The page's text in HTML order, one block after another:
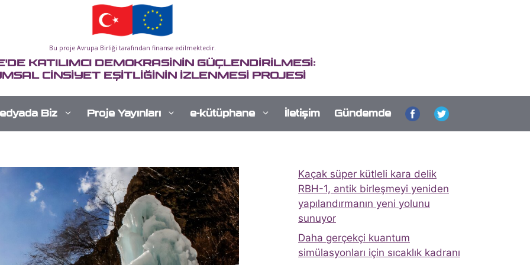
Bu proje Avrupa Birliği tarafından finanse edilmektedir.
KATILIMCI DEMOKRASİNİN GÜÇLENDİRİLMESİ:
CİNSİYET EŞİTLİĞİNİN İZLENMESİ PROJESİ
Biz Proje Yayınları e-kütüphane İletişim Gündemde
Kaçak süper kütleli kara delik
RBH-1, antik birleşmeyi yeniden
yapılandırmanın yeni yolunu
sunuyor
Daha gerçekçi kuantum
simülasyonları için sıcaklık kadranı